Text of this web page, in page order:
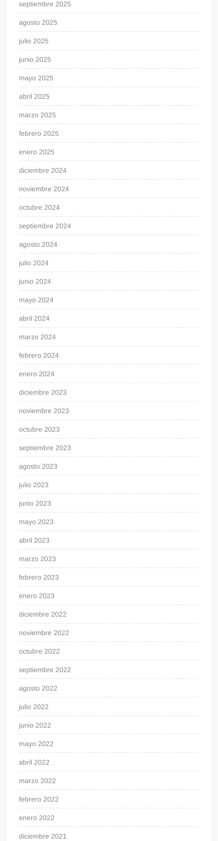
septiembre 2025
agosto 2025
julio 2025
junio 2025
mayo 2025
abril 2025
marzo 2025
febrero 2025
enero 2025
diciembre 2024
noviembre 2024
octubre 2024
septiembre 2024
agosto 2024
julio 2024
junio 2024
mayo 2024
abril 2024
marzo 2024
febrero 2024
enero 2024
diciembre 2023
noviembre 2023
octubre 2023
septiembre 2023
agosto 2023
julio 2023
junio 2023
mayo 2023
abril 2023
marzo 2023
febrero 2023
enero 2023
diciembre 2022
noviembre 2022
octubre 2022
septiembre 2022
agosto 2022
julio 2022
junio 2022
mayo 2022
abril 2022
marzo 2022
febrero 2022
enero 2022
diciembre 2021